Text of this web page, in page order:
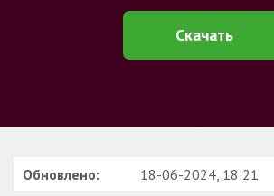
Скачать
Обновлено:
18-06-2024, 18:21